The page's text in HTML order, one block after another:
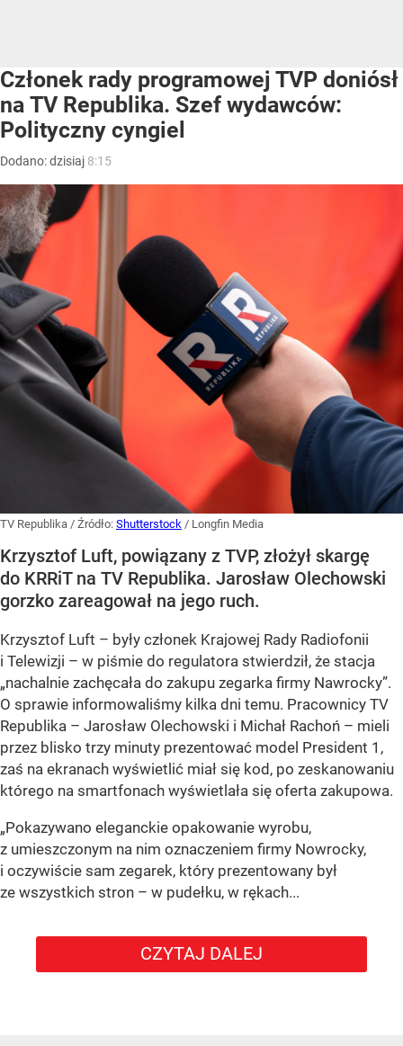
Członek rady programowej TVP doniósł
na TV Republika. Szef wydawców:
Polityczny cyngiel
Dodano:dzisiaj 8:15
TV Republika / Źródło: Shutterstock / Longfin Media
Krzysztof Luft, powiązany z TVP, złożył skargę
do KRRiT na TV Republika. Jarosław Olechowski
gorzko zareagował na jego ruch.
Krzysztof Luft – były członek Krajowej Rady Radiofonii
i Telewizji – w piśmie do regulatora stwierdził, że stacja
„nachalnie zachęcała do zakupu zegarka firmy Nawrocky”.
O sprawie informowaliśmy kilka dni temu. Pracownicy TV
Republika – Jarosław Olechowski i Michał Rachoń – mieli
przez blisko trzy minuty prezentować model President 1,
zaś na ekranach wyświetlić miał się kod, po zeskanowaniu
którego na smartfonach wyświetlała się oferta zakupowa.
„Pokazywano eleganckie opakowanie wyrobu,
z umieszczonym na nim oznaczeniem firmy Nowrocky,
i oczywiście sam zegarek, który prezentowany był
ze wszystkich stron – w pudełku, w rękach...
CZYTAJ DALEJ